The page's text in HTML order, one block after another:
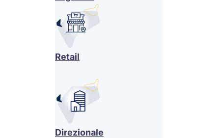
Retail
Direzionale